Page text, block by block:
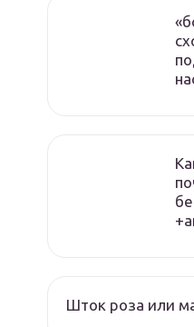
Шток роза или